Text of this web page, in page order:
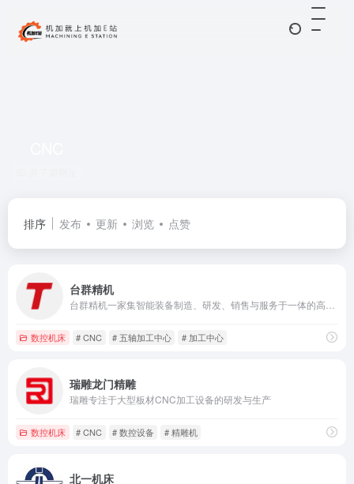
排序 发布 更新 浏览 点赞
台群精机
数控机床 # CNC # 五轴加工中心 # 加工中心
瑞雕龙门精雕
瑞雕专注于大型板材CNC加工设备的研发与生产
数控机床 # CNC # 数控设备 # 精雕机
北一机床